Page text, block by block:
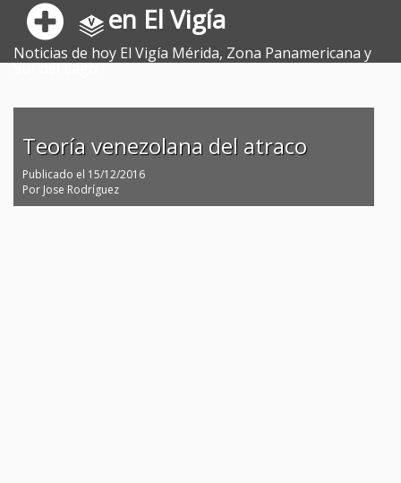
en El Vigía
Noticias de hoy El Vigía Mérida, Zona Panamericana y
Sur del Lago.
Teoría venezolana del atraco
Publicado el 15/12/2016
Por Jose Rodríguez